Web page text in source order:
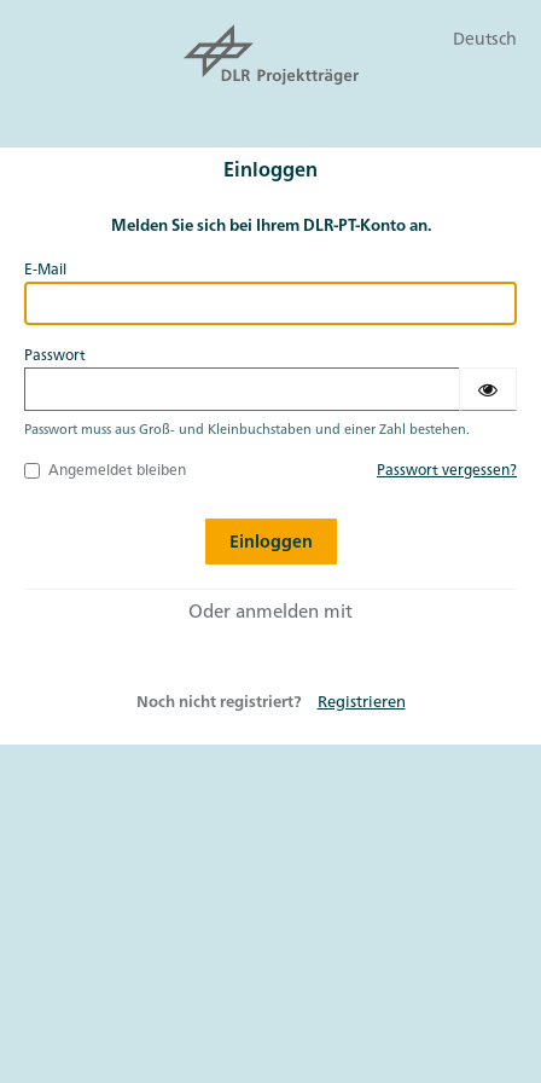
Deutsch
Einloggen
Melden Sie sich bei Ihrem DLR-PT-Konto an.
E-Mail
Passwort
Passwort muss aus Groß- und Kleinbuchstaben und einer Zahl bestehen.
Angemeldet bleiben Passwort vergessen?
Oder anmelden mit
Noch nicht registriert? Registrieren